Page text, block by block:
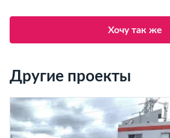
Хочу так же
Другие проекты